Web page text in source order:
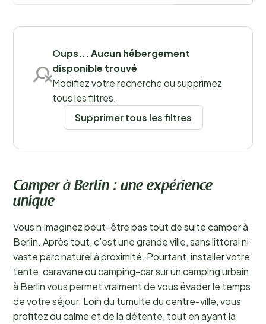
Sauvegarder les filtres
Oups... Aucun hébergement
disponible trouvé
Modifiez votre recherche ou supprimez
tous les filtres.
Supprimer tous les filtres
Camper à Berlin : une expérience
unique
Vous n’imaginez peut-être pas tout de suite camper à
Berlin. Après tout, c’est une grande ville, sans littoral ni
vaste parc naturel à proximité. Pourtant, installer votre
tente, caravane ou camping-car sur un camping urbain
à Berlin vous permet vraiment de vous évader le temps
de votre séjour. Loin du tumulte du centre-ville, vous
profitez du calme et de la détente, tout en ayant la